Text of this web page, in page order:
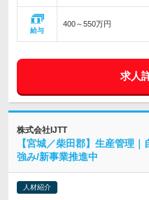
給与
400～550万円
求人
株式会社IJTT
【宮城／柴田郡】生産管理
強み/新事業推進中
人材紹介